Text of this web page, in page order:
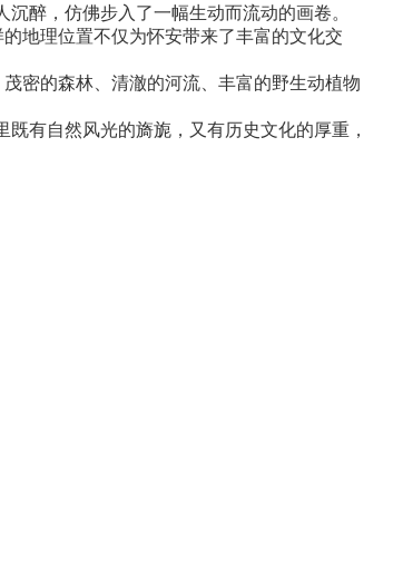
醉，仿佛步入了一幅生动而流动的画卷。
地理位置不仅为怀安带来了丰富的文化交
密的森林、清澈的河流、丰富的野生动植物
有自然风光的旖旎，又有历史文化的厚重，